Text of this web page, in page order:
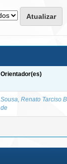
Orientador(es)
Sousa, Renato Tarciso
de